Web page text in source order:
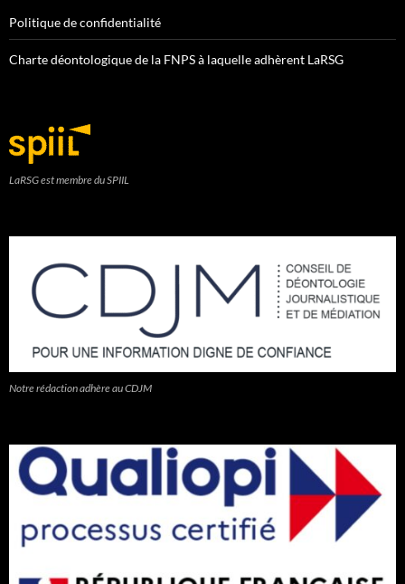
Politique de confidentialité
Charte déontologique de la FNPS à laquelle adhèrent LaRSG
LaRSG est membre du SPIIL
Notre rédaction adhère au CDJM